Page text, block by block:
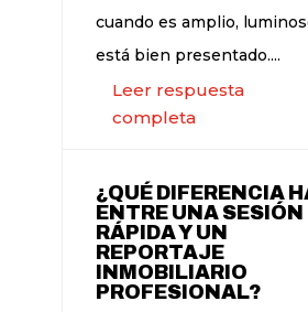
cuando es amplio,
está bien presentado....
Leer respuesta
completa
¿QUÉ DIFERENCIA
ENTRE UNA SESIÓN
RÁPIDA Y UN
REPORTAJE
INMOBILIARIO
PROFESIONAL?